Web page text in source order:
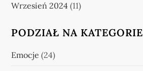
Wrzesień 2024 (11)
PODZIAŁ NA KATEGORIE
Emocje (24)